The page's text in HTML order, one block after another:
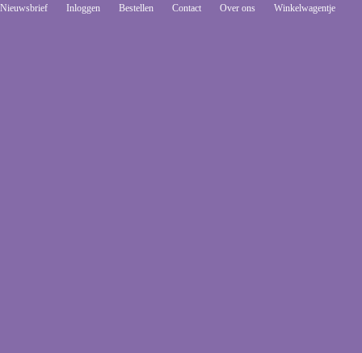
Nieuwsbrief Inloggen Bestellen Contact Over ons Winkelwagentje